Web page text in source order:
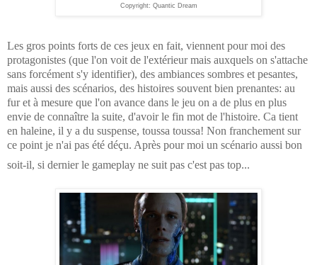
Copyright: Quantic Dream
Les gros points forts de ces jeux en fait, viennent pour moi des
protagonistes (que l'on voit de l'extérieur mais auxquels on s'attache
sans forcément s'y identifier), des ambiances sombres et pesantes,
mais aussi des scénarios, des histoires souvent bien prenantes: au
fur et à mesure que l'on avance dans le jeu on a de plus en plus
envie de connaître la suite, d'avoir le fin mot de l'histoire. Ca tient
en haleine, il y a du suspense, toussa toussa! Non franchement sur
ce point je n'ai pas été déçu. Après pour moi un scénario aussi bon
soit-il, si dernier le gameplay ne suit pas c'est pas top...